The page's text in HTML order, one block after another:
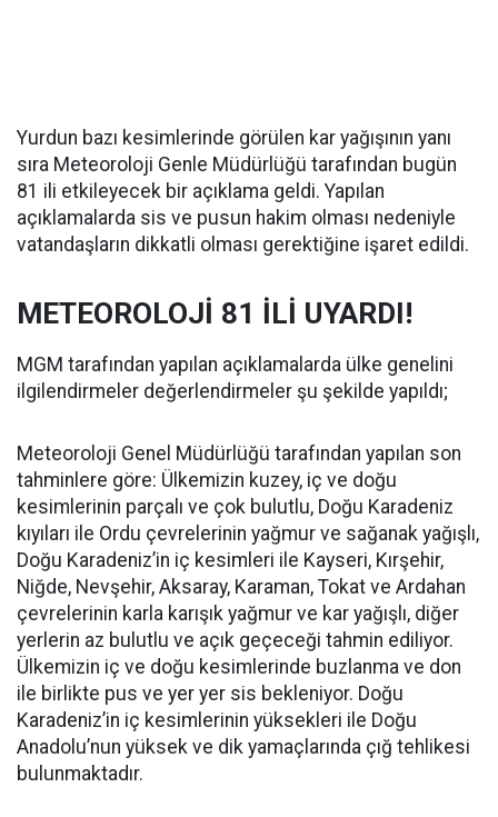
Yurdun bazı kesimlerinde görülen kar yağışının yanı
sıra Meteoroloji Genle Müdürlüğü tarafından bugün
81 ili etkileyecek bir açıklama geldi. Yapılan
açıklamalarda sis ve pusun hakim olması nedeniyle
vatandaşların dikkatli olması gerektiğine işaret edildi.
METEOROLOJİ 81 İLİ UYARDI!
MGM tarafından yapılan açıklamalarda ülke genelini
ilgilendirmeler değerlendirmeler şu şekilde yapıldı;
Meteoroloji Genel Müdürlüğü tarafından yapılan son
tahminlere göre: Ülkemizin kuzey, iç ve doğu
kesimlerinin parçalı ve çok bulutlu, Doğu Karadeniz
kıyıları ile Ordu çevrelerinin yağmur ve sağanak yağışlı,
Doğu Karadeniz’in iç kesimleri ile Kayseri, Kırşehir,
Niğde, Nevşehir, Aksaray, Karaman, Tokat ve Ardahan
çevrelerinin karla karışık yağmur ve kar yağışlı, diğer
yerlerin az bulutlu ve açık geçeceği tahmin ediliyor.
Ülkemizin iç ve doğu kesimlerinde buzlanma ve don
ile birlikte pus ve yer yer sis bekleniyor. Doğu
Karadeniz’in iç kesimlerinin yüksekleri ile Doğu
Anadolu’nun yüksek ve dik yamaçlarında çığ tehlikesi
bulunmaktadır.